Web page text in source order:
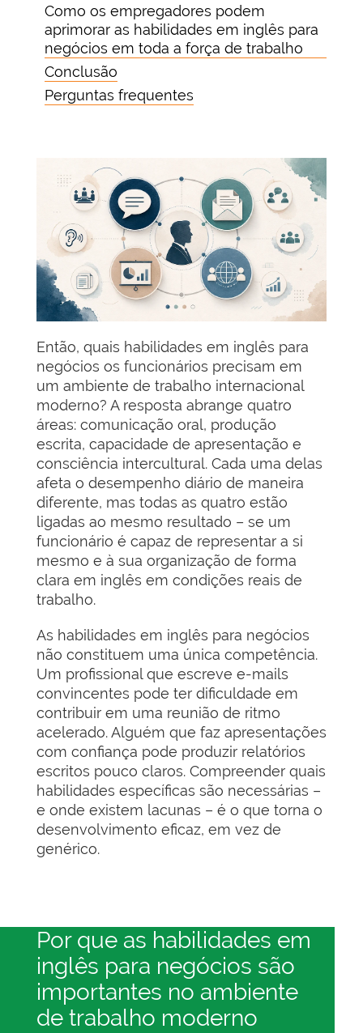
Como os empregadores podem
aprimorar as habilidades em inglês para
negócios em toda a força de trabalho
Conclusão
Perguntas frequentes
Então, quais habilidades em inglês para
negócios os funcionários precisam em
um ambiente de trabalho internacional
moderno? A resposta abrange quatro
áreas: comunicação oral, produção
escrita, capacidade de apresentação e
consciência intercultural. Cada uma delas
afeta o desempenho diário de maneira
diferente, mas todas as quatro estão
ligadas ao mesmo resultado – se um
funcionário é capaz de representar a si
mesmo e à sua organização de forma
clara em inglês em condições reais de
trabalho.
As habilidades em inglês para negócios
não constituem uma única competência.
Um profissional que escreve e-mails
convincentes pode ter dificuldade em
contribuir em uma reunião de ritmo
acelerado. Alguém que faz apresentações
com confiança pode produzir relatórios
escritos pouco claros. Compreender quais
habilidades específicas são necessárias –
e onde existem lacunas – é o que torna o
desenvolvimento eficaz, em vez de
genérico.
Por que as habilidades em
inglês para negócios são
importantes no ambiente
de trabalho moderno